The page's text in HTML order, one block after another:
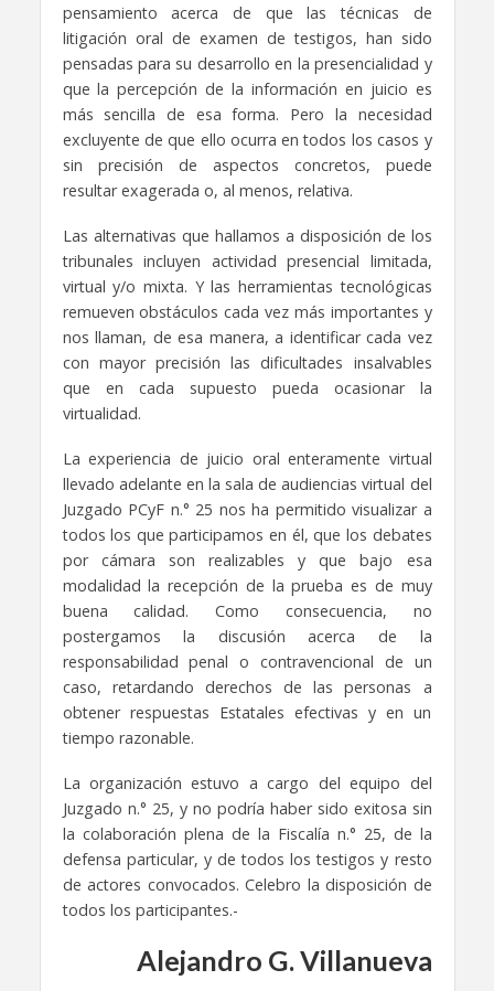
pensamiento acerca de que las técnicas de
litigación oral de examen de testigos, han sido
pensadas para su desarrollo en la presencialidad y
que la percepción de la información en juicio es
más sencilla de esa forma. Pero la necesidad
excluyente de que ello ocurra en todos los casos y
sin precisión de aspectos concretos, puede
resultar exagerada o, al menos, relativa.
Las alternativas que hallamos a disposición de los
tribunales incluyen actividad presencial limitada,
virtual y/o mixta. Y las herramientas tecnológicas
remueven obstáculos cada vez más importantes y
nos llaman, de esa manera, a identificar cada vez
con mayor precisión las dificultades insalvables
que en cada supuesto pueda ocasionar la
virtualidad.
La experiencia de juicio oral enteramente virtual
llevado adelante en la sala de audiencias virtual del
Juzgado PCyF n.° 25 nos ha permitido visualizar a
todos los que participamos en él, que los debates
por cámara son realizables y que bajo esa
modalidad la recepción de la prueba es de muy
buena calidad. Como consecuencia, no
postergamos la discusión acerca de la
responsabilidad penal o contravencional de un
caso, retardando derechos de las personas a
obtener respuestas Estatales efectivas y en un
tiempo razonable.
La organización estuvo a cargo del equipo del
Juzgado n.° 25, y no podría haber sido exitosa sin
la colaboración plena de la Fiscalía n.° 25, de la
defensa particular, y de todos los testigos y resto
de actores convocados. Celebro la disposición de
todos los participantes.-
Alejandro G. Villanueva